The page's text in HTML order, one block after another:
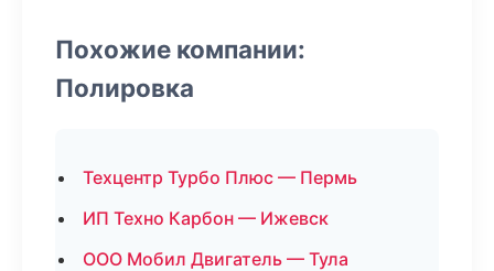
Похожие компании:
Полировка
Техцентр Турбо Плюс — Пермь
ИП Техно Карбон — Ижевск
ООО Мобил Двигатель — Тула